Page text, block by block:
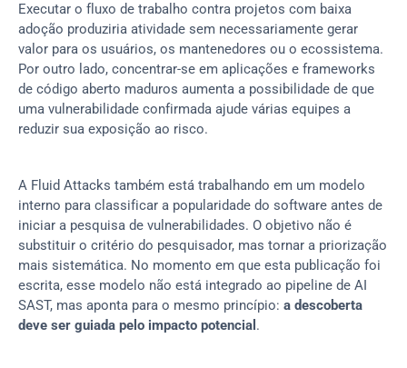
Executar o fluxo de trabalho contra projetos com baixa
adoção produziria atividade sem necessariamente gerar
valor para os usuários, os mantenedores ou o ecossistema.
Por outro lado, concentrar-se em aplicações e frameworks
de código aberto maduros aumenta a possibilidade de que
uma vulnerabilidade confirmada ajude várias equipes a
reduzir sua exposição ao risco.
A Fluid Attacks também está trabalhando em um modelo
interno para classificar a popularidade do software antes de
iniciar a pesquisa de vulnerabilidades. O objetivo não é
substituir o critério do pesquisador, mas tornar a priorização
mais sistemática. No momento em que esta publicação foi
escrita, esse modelo não está integrado ao pipeline de AI
SAST, mas aponta para o mesmo princípio: a descoberta
deve ser guiada pelo impacto potencial .